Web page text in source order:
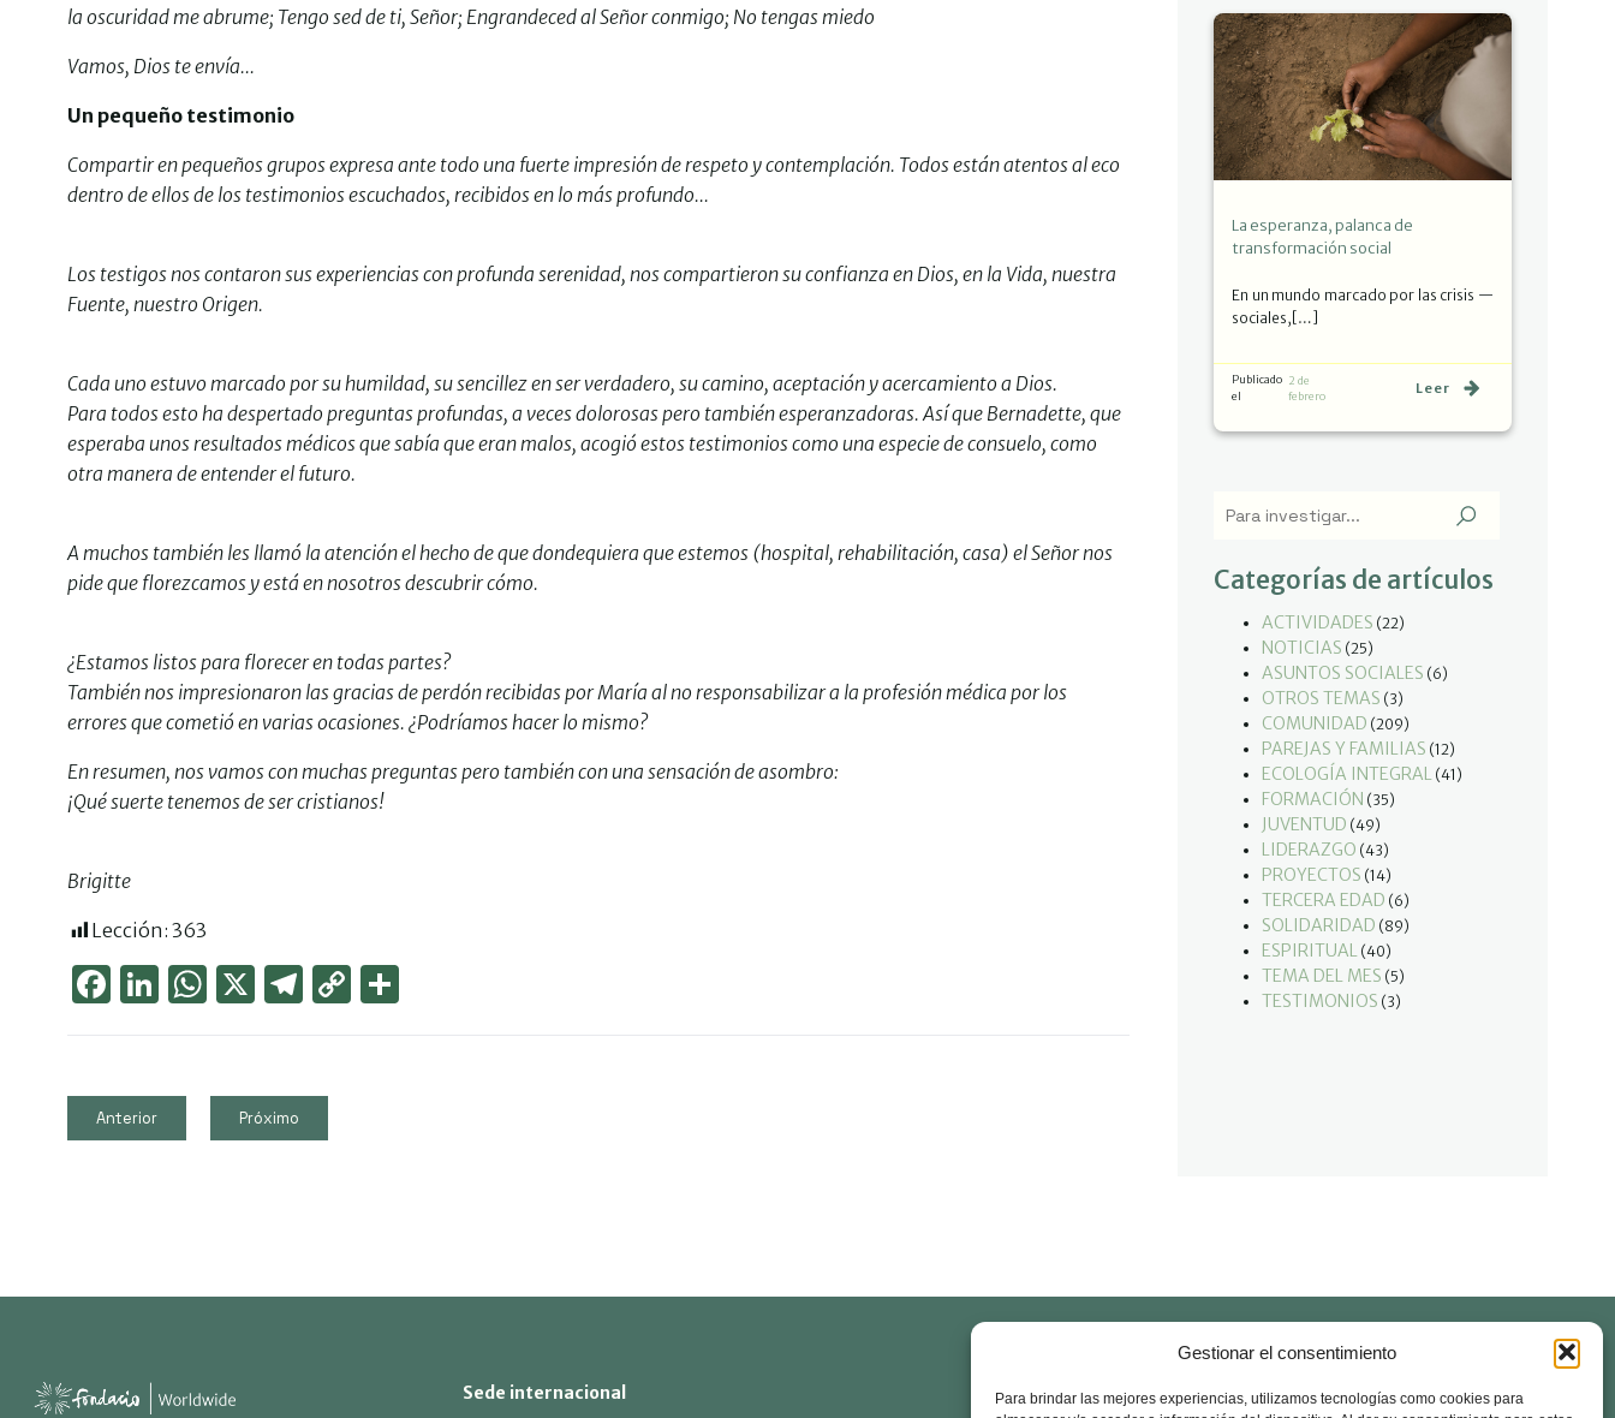
Gestionar el consentimiento
Para brindar las mejores experiencias, utilizamos tecnologías como cookies para
la oscuridad me abrume; Tengo sed de ti, Señor; Engrandeced al Señor conmigo; No tengas miedo
Vamos, Dios te envía...
Un pequeño testimonio
Compartir en pequeños grupos expresa ante todo una fuerte impresión de respeto y contemplación. Todos están atentos al eco
dentro de ellos de los testimonios escuchados, recibidos en lo más profundo...
Los testigos nos contaron sus experiencias con profunda serenidad, nos compartieron su confianza en Dios, en la Vida, nuestra
Fuente, nuestro Origen.
Cada uno estuvo marcado por su humildad, su sencillez en ser verdadero, su camino, aceptación y acercamiento a Dios.
Para todos esto ha despertado preguntas profundas, a veces dolorosas pero también esperanzadoras. Así que Bernadette, que
esperaba unos resultados médicos que sabía que eran malos, acogió estos testimonios como una especie de consuelo, como
otra manera de entender el futuro.
A muchos también les llamó la atención el hecho de que dondequiera que estemos (hospital, rehabilitación, casa) el Señor nos
pide que florezcamos y está en nosotros descubrir cómo.
¿Estamos listos para florecer en todas partes?
También nos impresionaron las gracias de perdón recibidas por María al no responsabilizar a la profesión médica por los
errores que cometió en varias ocasiones. ¿Podríamos hacer lo mismo?
En resumen, nos vamos con muchas preguntas pero también con una sensación de asombro:
¡Qué suerte tenemos de ser cristianos!
Brigitte
Lección: 363
Face
Link
Wha
Tele
Cop
Anterior Próximo
La esperanza, palanca de
transformación social
En un mundo marcado por las crisis —
sociales,[…]
Publicado
el
2 de
febrero
Leer
Categorías de artículos
ACTIVIDADES (22)
NOTICIAS (25)
ASUNTOS SOCIALES (6)
OTROS TEMAS (3)
COMUNIDAD (209)
PAREJAS Y FAMILIAS (12)
ECOLOGÍA INTEGRAL (41)
FORMACIÓN (35)
JUVENTUD (49)
LIDERAZGO (43)
PROYECTOS (14)
TERCERA EDAD (6)
SOLIDARIDAD (89)
ESPIRITUAL (40)
TEMA DEL MES (5)
TESTIMONIOS (3)
Sede internacional